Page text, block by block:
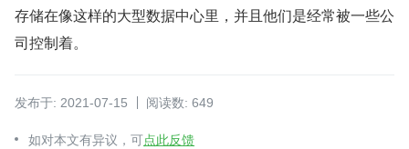
存储在像这样的大型数据中心里，并且他们是经常被一些公
司控制着。
发布于: 2021-07-15 阅读数: 649
如对本文有异议，可点此反馈